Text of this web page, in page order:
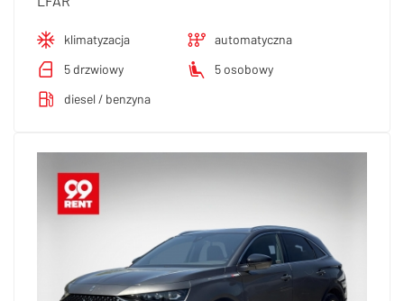
klimatyzacja
automatyczna
5 drzwiowy
5 osobowy
diesel / benzyna